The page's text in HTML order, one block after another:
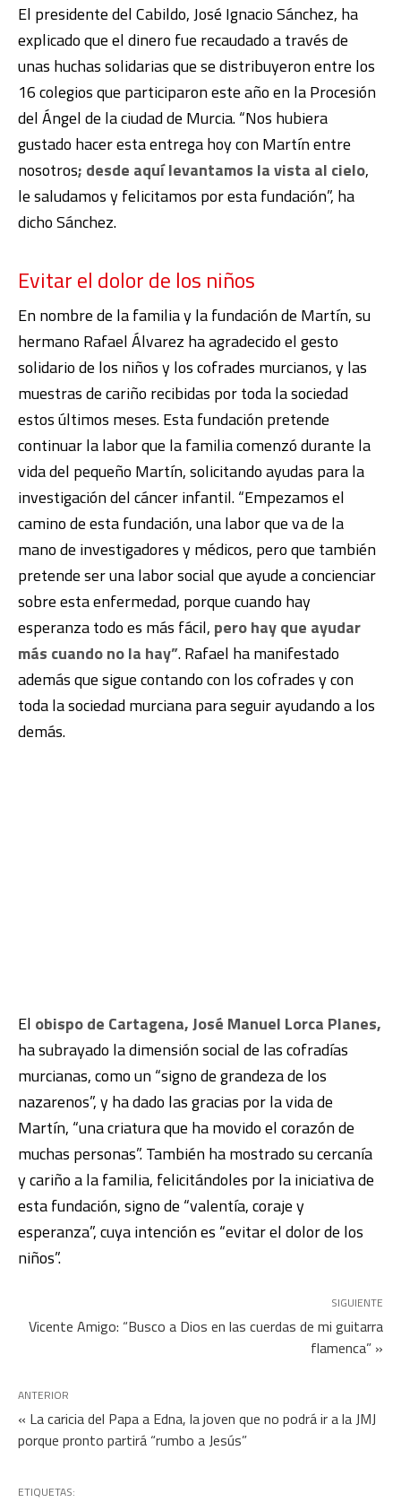
El presidente del Cabildo, José Ignacio Sánchez, ha
explicado que el dinero fue recaudado a través de
unas huchas solidarias que se distribuyeron entre los
16 colegios que participaron este año en la Procesión
del Ángel de la ciudad de Murcia. “Nos hubiera
gustado hacer esta entrega hoy con Martín entre
nosotros; desde aquí levantamos la vista al cielo,
le saludamos y felicitamos por esta fundación”, ha
dicho Sánchez.
Evitar el dolor de los niños
En nombre de la familia y la fundación de Martín, su
hermano Rafael Álvarez ha agradecido el gesto
solidario de los niños y los cofrades murcianos, y las
muestras de cariño recibidas por toda la sociedad
estos últimos meses. Esta fundación pretende
continuar la labor que la familia comenzó durante la
vida del pequeño Martín, solicitando ayudas para la
investigación del cáncer infantil. “Empezamos el
camino de esta fundación, una labor que va de la
mano de investigadores y médicos, pero que también
pretende ser una labor social que ayude a concienciar
sobre esta enfermedad, porque cuando hay
esperanza todo es más fácil, pero hay que ayudar
más cuando no la hay”. Rafael ha manifestado
además que sigue contando con los cofrades y con
toda la sociedad murciana para seguir ayudando a los
demás.
El obispo de Cartagena, José Manuel Lorca Planes,
ha subrayado la dimensión social de las cofradías
murcianas, como un “signo de grandeza de los
nazarenos”, y ha dado las gracias por la vida de
Martín, “una criatura que ha movido el corazón de
muchas personas”. También ha mostrado su cercanía
y cariño a la familia, felicitándoles por la iniciativa de
esta fundación, signo de “valentía, coraje y
esperanza”, cuya intención es “evitar el dolor de los
niños”.
SIGUIENTE
Vicente Amigo: “Busco a Dios en las cuerdas de mi guitarra
flamenca” »
ANTERIOR
« La caricia del Papa a Edna, la joven que no podrá ir a la JMJ
porque pronto partirá “rumbo a Jesús”
ETIQUETAS: